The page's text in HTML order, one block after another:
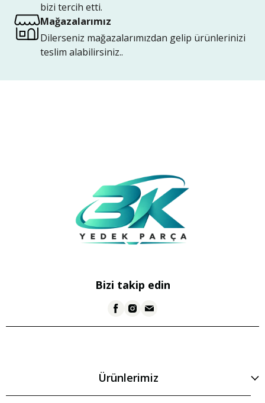
bizi tercih etti.
Mağazalarımız
Dilerseniz mağazalarımızdan gelip ürünlerinizi
teslim alabilirsiniz..
Bizi takip edin
Ürünlerimiz